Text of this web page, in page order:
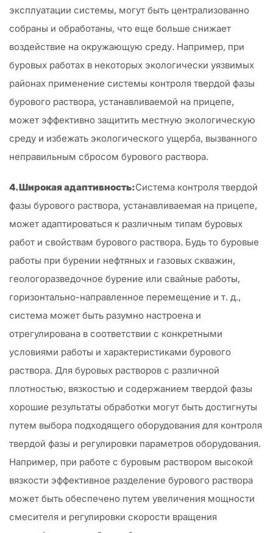
эксплуатации системы, могут быть централизованно
собраны и обработаны, что еще больше снижает
воздействие на окружающую среду. Например, при
буровых работах в некоторых экологически уязвимых
районах применение системы контроля твердой фазы
бурового раствора, устанавливаемой на прицепе,
может эффективно защитить местную экологическую
среду и избежать экологического ущерба, вызванного
неправильным сбросом бурового раствора.
4.Широкая адаптивность:Система контроля твердой
фазы бурового раствора, устанавливаемая на прицепе,
может адаптироваться к различным типам буровых
работ и свойствам бурового раствора. Будь то буровые
работы при бурении нефтяных и газовых скважин,
геологоразведочное бурение или свайные работы,
горизонтально-направленное перемещение и т. д.,
система может быть разумно настроена и
отрегулирована в соответствии с конкретными
условиями работы и характеристиками бурового
раствора. Для буровых растворов с различной
плотностью, вязкостью и содержанием твердой фазы
хорошие результаты обработки могут быть достигнуты
путем выбора подходящего оборудования для контроля
твердой фазы и регулировки параметров оборудования.
Например, при работе с буровым раствором высокой
вязкости эффективное разделение бурового раствора
может быть обеспечено путем увеличения мощности
смесителя и регулировки скорости вращения